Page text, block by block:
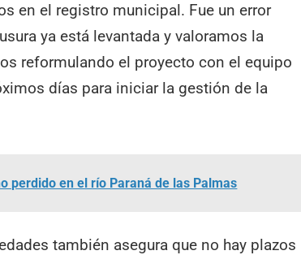
en el registro municipal. Fue un error
ya está levantada y valoramos la
reformulando el proyecto con el equipo
días para iniciar la gestión de la
perdido en el río Paraná de las Palmas
también asegura que no hay plazos